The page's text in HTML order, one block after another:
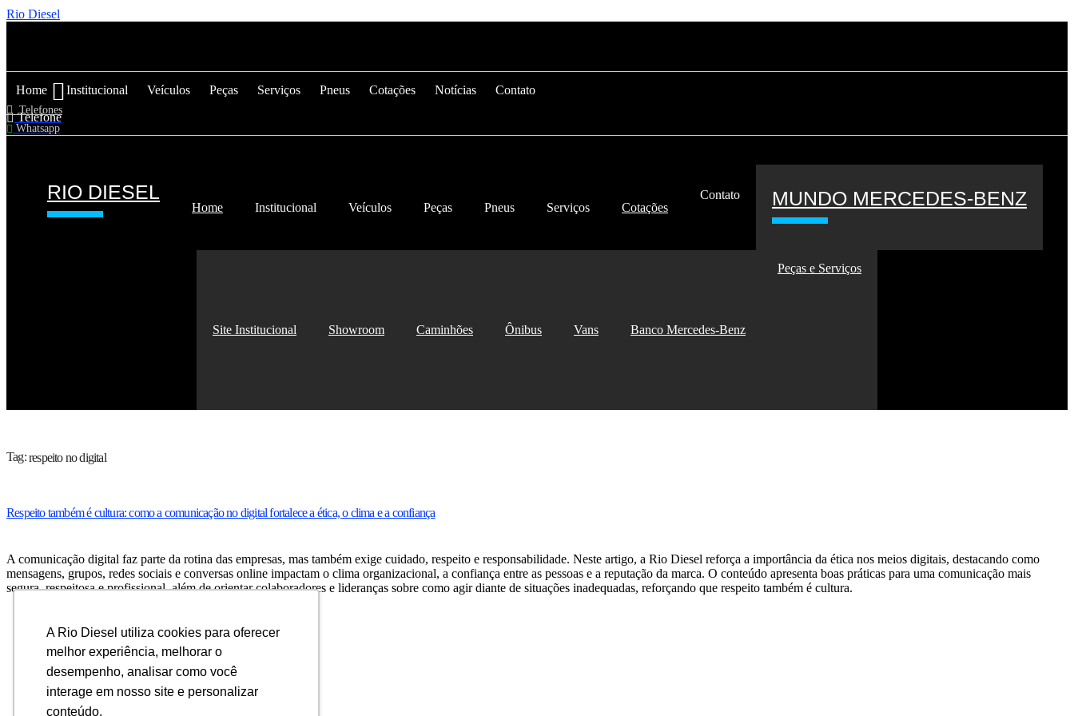
A Rio Diesel utiliza cookies para oferecer
melhor experiência, melhorar o
desempenho, analisar como você
interage em nosso site e personalizar
conteúdo.
Rio Diesel
Home Institucional Veículos Peças Serviços Pneus Cotações Notícias
Contato
Telefone
Telefones
Whatsapp
RIO DIESEL
Home Institucional Veículos Peças Pneus Serviços Cotações
Contato MUNDO MERCEDES-BENZ
Site Institucional Showroom Caminhões Ônibus Vans Banco Mercedes-Benz
Peças e Serviços
Tag:respeito no digital
Respeito também é cultura: como a comunicação no digital fortalece a ética, o clima e a confiança
A comunicação digital faz parte da rotina das empresas, mas também exige cuidado, respeito e responsabilidade. Neste artigo, a Rio Diesel reforça a importância da ética nos meios digitais, destacando como
mensagens, grupos, redes sociais e conversas online impactam o clima organizacional, a confiança entre as pessoas e a reputação da marca. O conteúdo apresenta boas práticas para uma comunicação mais
segura, respeitosa e profissional, além de orientar colaboradores e lideranças sobre como agir diante de situações inadequadas, reforçando que respeito também é cultura.